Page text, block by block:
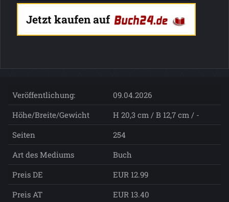
Jetzt kaufen auf
Veröffentlichung:
09.04.2026
Höhe/Breite/Gewicht
H 20,3 cm / B 12,7 cm / -
Seiten
254
Art des Mediums
Buch
Preis DE
EUR 12.99
Preis AT
EUR 13.40